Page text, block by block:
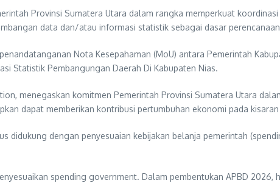
Provinsi Sumatera Utara dalam rangka memperkuat
data dan/atau informasi statistik sebagai dasar
Nota Kesepahaman (MoU) antara Pemerintah
Statistik Pembangungan Daerah Di Kabupaten Nias.
menegaskan komitmen Pemerintah Provinsi Sumatera Utara
dapat memberikan kontribusi pertumbuhan ekonomi pada
didukung dengan penyesuaian kebijakan belanja pemerintah
spending government. Dalam pembentukan APBD